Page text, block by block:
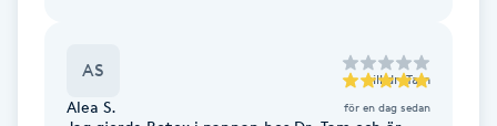
AS till dr. Tam
Alea S. för en dag sedan